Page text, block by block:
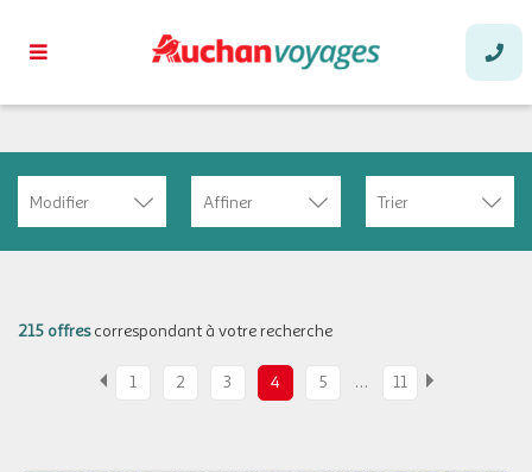
Modifier Affiner Trier
215 offrescorrespondant à votre recherche
1 2 3 4 5 … 11